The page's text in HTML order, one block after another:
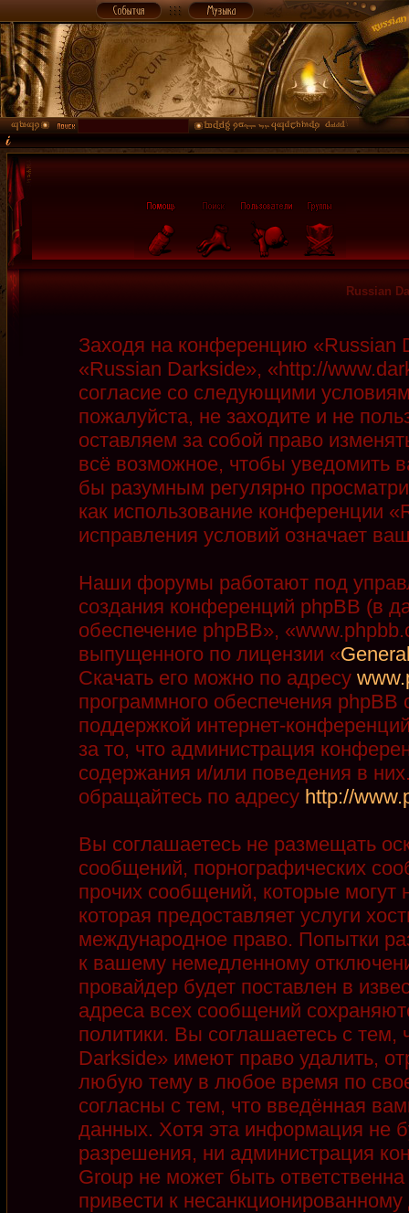
Russian
Заходя на конференцию
«Russian Darkside», «http://
согласие со следующими
пожалуйста, не заходите и не
оставляем за собой право
всё возможное, чтобы уведомить
бы разумным регулярно
как использование конференции
исправления условий означает
Наши форумы работают под
создания конференций phpBB (в
обеспечение phpBB»,
выпущенного по лицензии «
Скачать его можно по адресу
программного обеспечения phpBB
поддержкой интернет-
за то, что администрация
содержания и/или поведения в
обращайтесь по адресу http://
Вы соглашаетесь не размещать
сообщений, порнографических
прочих сообщений, которые
которая предоставляет услуги
международное право. Попытки
к вашему немедленному
провайдер будет поставлен в
адреса всех сообщений
политики. Вы соглашаетесь с
Darkside» имеют право удалить,
любую тему в любое время по
согласны с тем, что введённая
данных. Хотя эта информация не
разрешения, ни администрация
Group не может быть
привести к несанкционированному